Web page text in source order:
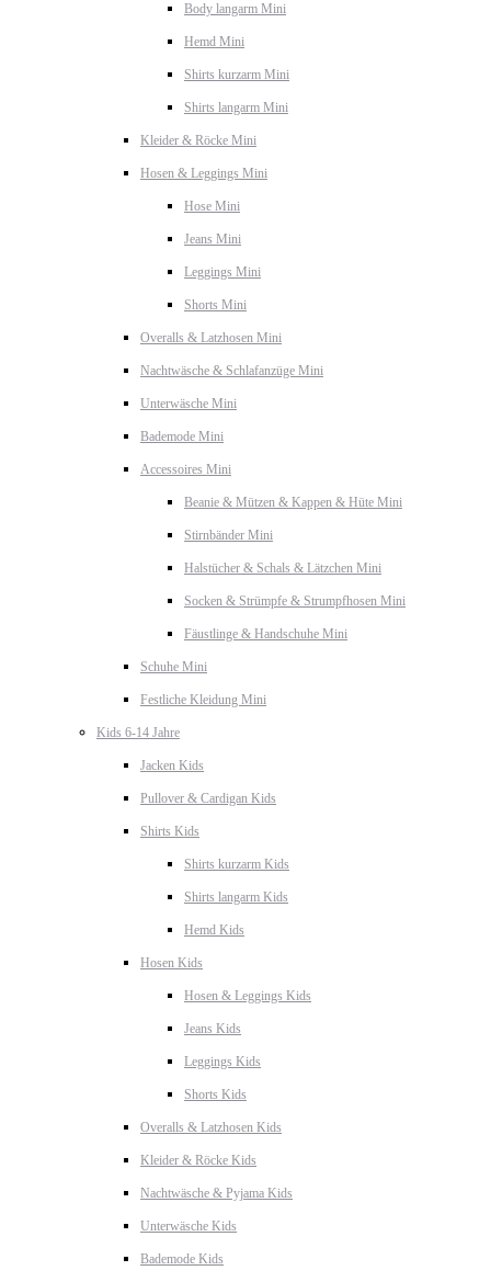
Body langarm Mini
Hemd Mini
Shirts kurzarm Mini
Shirts langarm Mini
Kleider & Röcke Mini
Hosen & Leggings Mini
Hose Mini
Jeans Mini
Leggings Mini
Shorts Mini
Overalls & Latzhosen Mini
Nachtwäsche & Schlafanzüge Mini
Unterwäsche Mini
Bademode Mini
Accessoires Mini
Beanie & Mützen & Kappen & Hüte Mini
Stirnbänder Mini
Halstücher & Schals & Lätzchen Mini
Socken & Strümpfe & Strumpfhosen Mini
Fäustlinge & Handschuhe Mini
Schuhe Mini
Festliche Kleidung Mini
Kids 6-14 Jahre
Jacken Kids
Pullover & Cardigan Kids
Shirts Kids
Shirts kurzarm Kids
Shirts langarm Kids
Hemd Kids
Hosen Kids
Hosen & Leggings Kids
Jeans Kids
Leggings Kids
Shorts Kids
Overalls & Latzhosen Kids
Kleider & Röcke Kids
Nachtwäsche & Pyjama Kids
Unterwäsche Kids
Bademode Kids